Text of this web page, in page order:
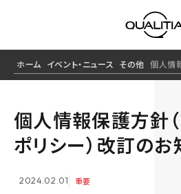
ホーム イベント・ニュース その他 個人情
個人情報保護方針
ポリシー）改訂のお
2024.02.01 重要